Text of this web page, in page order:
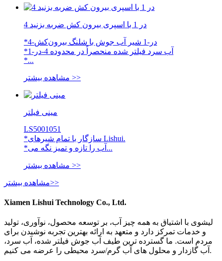
4 در 1 با اسپری بیرون کش ضربه بزنید
*4-در-1 شیر آب جوش با شلنگ بیرون‌کش
*آب سرد فیلتر شده منحصراً در محدوده 4-در-1
*...
مشاهده بیشتر >>
مینی فیلتر
LS5001051
*سازگار با تمام شیرهای Lishui.
*آب را تازه و تمیز نگه می...
مشاهده بیشتر >>
مشاهده بیشتر>>
Xiamen Lishui Technology Co., Ltd.
لیشوی با اشتیاق به همه چیز آب، بر توسعه محصول، نوآوری، تولید
و خدمات تمرکز دارد و متعهد به ارائه بهترین تجربه نوشیدن برای
مردم است. ما گسترده ترین طیف آب جوش فیلتر شده، آب سرد،
آب گازدار و محلول های آب گرم/سرد محیطی را عرضه می کنیم.